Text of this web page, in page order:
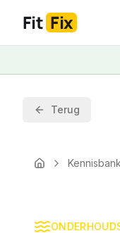
Fit Fix
Terug
Home Kennisbank